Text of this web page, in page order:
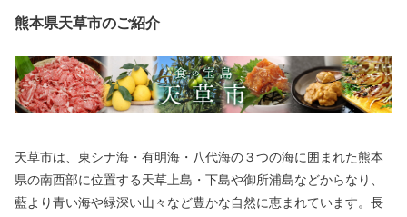
熊本県天草市のご紹介
天草市は、東シナ海・有明海・八代海の３つの海に囲まれた熊本
県の南西部に位置する天草上島・下島や御所浦島などからなり、
藍より青い海や緑深い山々など豊かな自然に恵まれています。長